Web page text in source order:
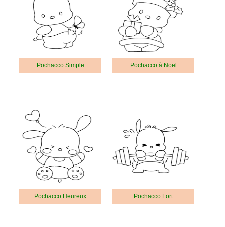
Pochacco Simple Pochacco à Noël
Pochacco Heureux Pochacco Fort